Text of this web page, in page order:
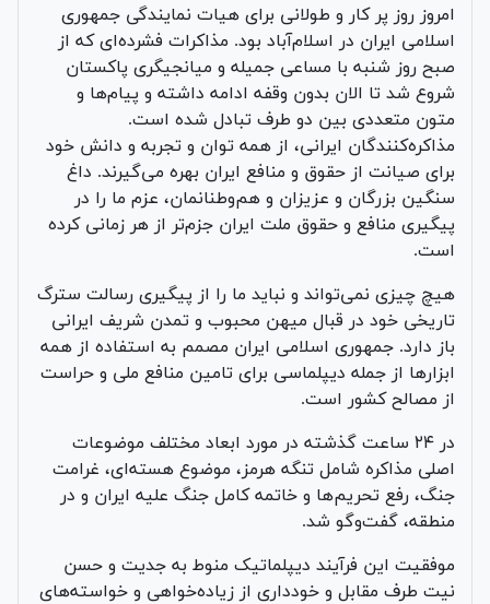
امروز روز پر کار و طولانی برای هیات نمایندگی جمهوری
اسلامی ایران در اسلام‌آباد بود. مذاکرات فشرده‌ای که از
صبح روز شنبه با مساعی جمیله و میانجیگری پاکستان
شروع شد تا الان بدون وقفه ادامه داشته و پیام‌ها و
متون متعددی بین دو طرف تبادل شده است.
مذاکره‌کنندگان ایرانی، از همه توان و تجربه و دانش خود
برای صیانت از حقوق و منافع ایران بهره می‌گیرند. داغ
سنگین بزرگان و عزیزان و هم‌وطنانمان، عزم ما را در
پیگیری منافع و حقوق ملت ایران جزم‌تر از هر زمانی کرده
است.
هیچ چیزی نمی‌تواند و نباید ما را از پیگیری رسالت سترگ
تاریخی خود در قبال میهن محبوب و تمدن شریف ایرانی
باز دارد. جمهوری اسلامی ایران مصمم به استفاده از همه
ابزار‌ها از جمله دیپلماسی برای تامین منافع ملی و حراست
از مصالح کشور است.
در ۲۴ ساعت گذشته در مورد ابعاد مختلف موضوعات
اصلی مذاکره شامل تنگه هرمز، موضوع هسته‌ای، غرامت
جنگ، رفع تحریم‌ها و خاتمه کامل جنگ علیه ایران و در
منطقه، گفت‌و‌گو شد.
موفقیت این فرآیند دیپلماتیک منوط به جدیت و حسن
نیت طرف مقابل و خودداری از زیاده‌خواهی و خواسته‌های